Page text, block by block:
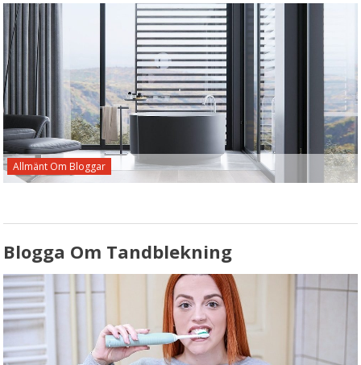
Allmänt Om Bloggar
Blogga Om Tandblekning